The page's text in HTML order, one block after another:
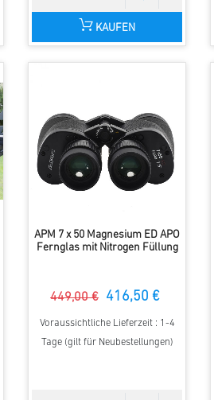
KAUFEN
APM 7 x 50 Magnesium ED APO
Fernglas mit Nitrogen Füllung
449,00 € 416,50 €
Voraussichtliche Lieferzeit : 1-4
Tage (gilt für Neubestellungen)